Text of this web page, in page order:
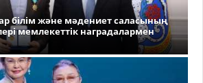
білім және мәдениет саласының
мемлекеттік наградалармен